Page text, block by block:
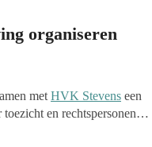
mutaties van het
organiseren
met HVK Stevens een
en rechtspersonen